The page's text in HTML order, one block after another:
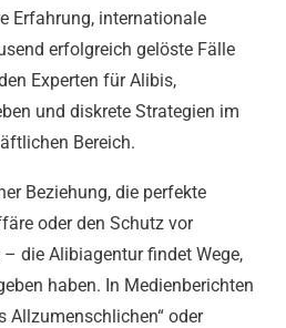
Erfahrung, internationale
erfolgreich gelöste Fälle
Experten für Alibis,
und diskrete Strategien im
Bereich.
Beziehung, die perfekte
oder den Schutz vor
die Alibiagentur findet Wege,
haben. In Medienberichten
Allzumenschlichen“ oder